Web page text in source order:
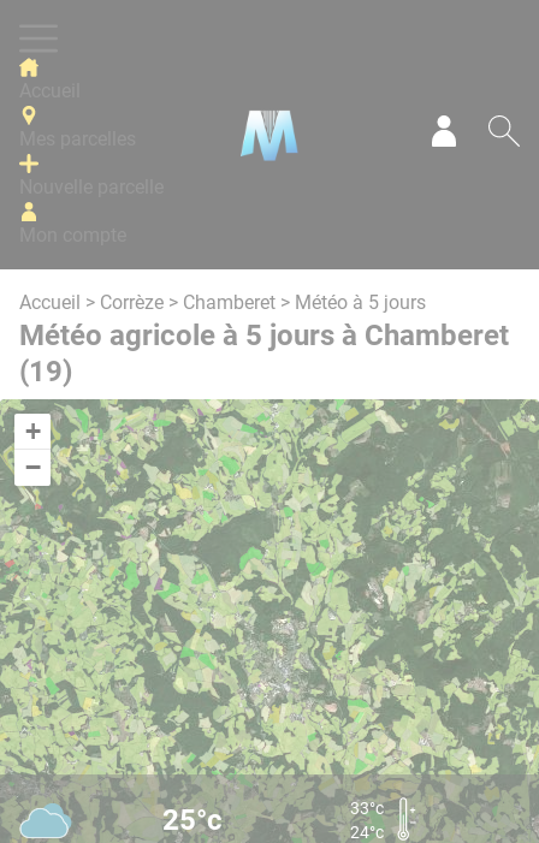
Accueil > Corrèze > Chamberet > Météo à 5 jours
Météo agricole à 5 jours à Chamberet
(19)
+
−
25°c
33°c
24°c